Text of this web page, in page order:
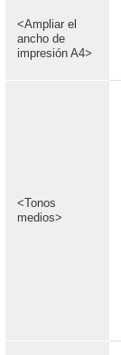
<Ampliar el
ancho de
impresión A4>
<Tonos
medios>